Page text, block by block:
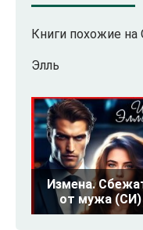
Книги похожие
Элль
Измена.
от мужа (СИ)